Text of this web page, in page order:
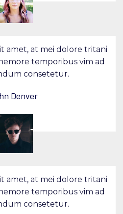
amet, at mei dolore tritani
temporibus vim ad
consetetur.
Denver
amet, at mei dolore tritani
temporibus vim ad
consetetur.